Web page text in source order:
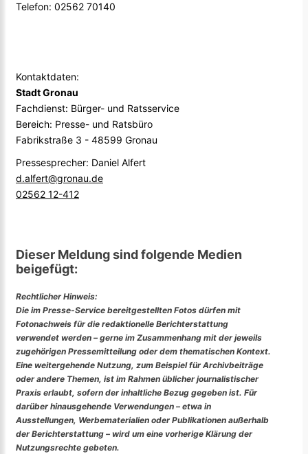
Telefon: 02562 70140
Kontaktdaten:
Stadt Gronau
Fachdienst: Bürger- und Ratsservice
Bereich: Presse- und Ratsbüro
Fabrikstraße 3 - 48599 Gronau
Pressesprecher: Daniel Alfert
d.alfert@gronau.de
02562 12-412
Dieser Meldung sind folgende Medien
beigefügt:
Rechtlicher Hinweis:
Die im Presse-Service bereitgestellten Fotos dürfen mit
Fotonachweis für die redaktionelle Berichterstattung
verwendet werden – gerne im Zusammenhang mit der jeweils
zugehörigen Pressemitteilung oder dem thematischen Kontext.
Eine weitergehende Nutzung, zum Beispiel für Archivbeiträge
oder andere Themen, ist im Rahmen üblicher journalistischer
Praxis erlaubt, sofern der inhaltliche Bezug gegeben ist. Für
darüber hinausgehende Verwendungen – etwa in
Ausstellungen, Werbematerialien oder Publikationen außerhalb
der Berichterstattung – wird um eine vorherige Klärung der
Nutzungsrechte gebeten.